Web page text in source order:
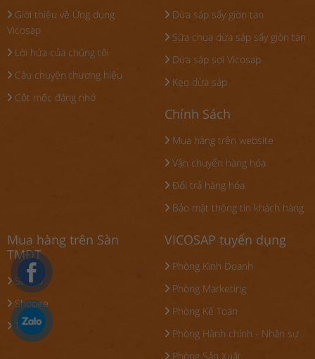
Giới thiệu về Ứng dụng
Vicosap
Lời hứa của chúng tôi
Câu chuyện thương hiệu
Cột mốc đáng nhớ
Dừa sáp sấy giòn tan
Sữa chua dừa sáp sấy giòn tan
Dừa sáp sợi Vicosap
Kẹo dừa sáp
Chính Sách
Mua hàng trên website
Vận chuyển hàng hóa
Đổi trả hàng hóa
Bảo mật thông tin khách hàng
Mua hàng trên Sàn
TMĐT
Sendo
Shopee
Tiki
VICOSAP tuyển dụng
Phòng Kinh Doanh
Phòng Marketing
Phòng Kế Toán
Phòng Hành chính - Nhân sự
Phòng Sản Xuất